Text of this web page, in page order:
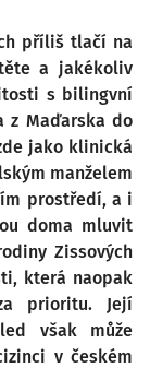
příliš tlačí na
a jakékoliv
s bilingvní
z Maďarska do
jako klinická
manželem
prostředí, a i
doma mluvit
Zissových
která naopak
prioritu. Její
však může
v českém